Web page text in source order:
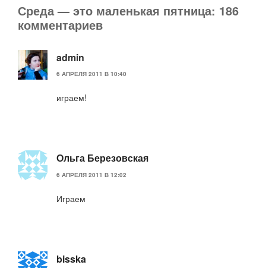
Среда — это маленькая пятница: 186
комментариев
admin
6 АПРЕЛЯ 2011 В 10:40
играем!
Ольга Березовская
6 АПРЕЛЯ 2011 В 12:02
Играем
bisska